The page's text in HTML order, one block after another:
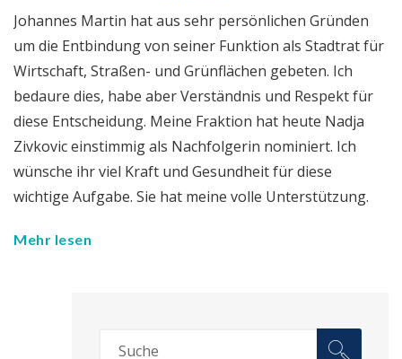
Johannes Martin hat aus sehr persönlichen Gründen
um die Entbindung von seiner Funktion als Stadtrat für
Wirtschaft, Straßen- und Grünflächen gebeten. Ich
bedaure dies, habe aber Verständnis und Respekt für
diese Entscheidung. Meine Fraktion hat heute Nadja
Zivkovic einstimmig als Nachfolgerin nominiert. Ich
wünsche ihr viel Kraft und Gesundheit für diese
wichtige Aufgabe. Sie hat meine volle Unterstützung.
Mehr lesen